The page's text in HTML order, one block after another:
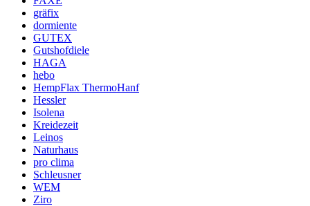
gräfix
dormiente
GUTEX
Gutshofdiele
HAGA
hebo
HempFlax ThermoHanf
Hessler
Isolena
Kreidezeit
Leinos
Naturhaus
pro clima
Schleusner
WEM
Ziro